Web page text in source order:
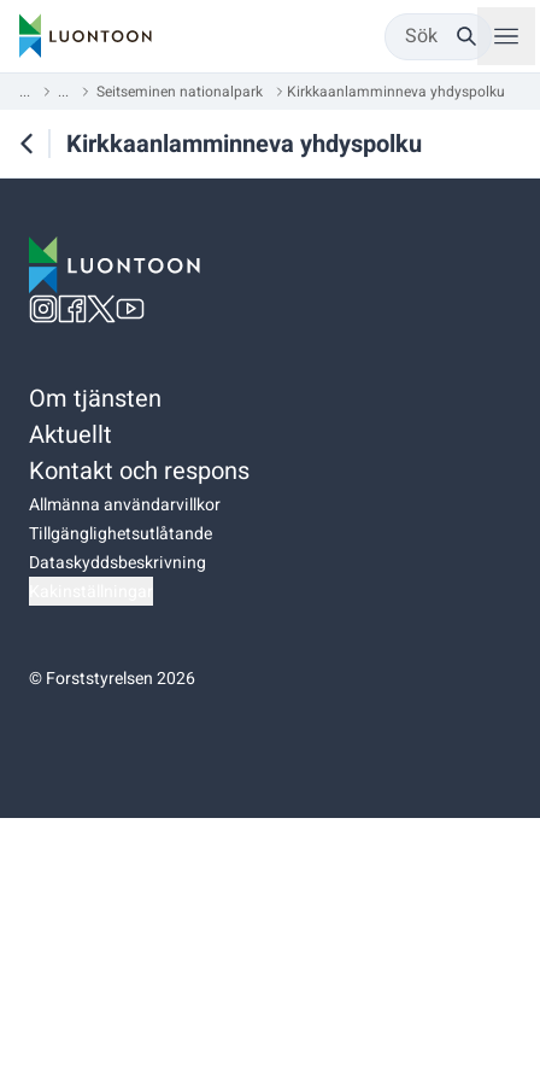
Sök
... ... Seitseminen nationalpark Kirkkaanlamminneva yhdyspolku
Kirkkaanlamminneva yhdyspolku
Om tjänsten
Aktuellt
Kontakt och respons
Allmänna användarvillkor
Tillgänglighetsutlåtande
Dataskyddsbeskrivning
©Forststyrelsen 2026